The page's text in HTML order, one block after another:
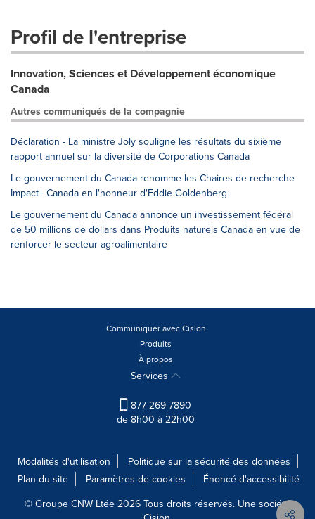
Profil de l'entreprise
Innovation, Sciences et Développement économique
Canada
Autres communiqués de la compagnie
Déclaration - La ministre Joly souligne les résultats du sixième
rapport annuel sur la diversité de Corporations Canada
Le gouvernement du Canada renomme les Chaires de recherche
Impact+ Canada en l'honneur d'Eddie Goldenberg
Le gouvernement du Canada annonce un investissement fédéral
de 50 millions de dollars dans Produits naturels Canada en vue de
renforcer le secteur agroalimentaire
Communiquer avec Cision
Produits
À propos
Services
877-269-7890
de 8h00 à 22h00
Modalités d'utilisation
Politique sur la sécurité des données
Plan du site
Paramètres de cookies
Énoncé d'accessibilité
© Groupe CNW Ltée 2026 Tous droits réservés. Une société